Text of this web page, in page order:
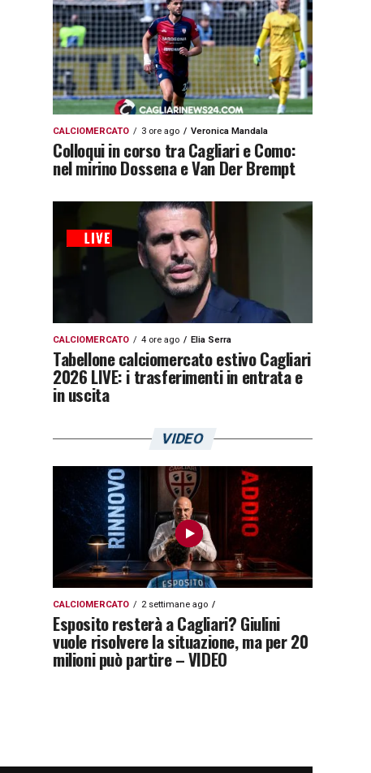
CALCIOMERCATO 3 ore ago Veronica Mandala
Colloqui in corso tra Cagliari e Como:
nel mirino Dossena e Van Der Brempt
CALCIOMERCATO 4 ore ago Elia Serra
Tabellone calciomercato estivo Cagliari
2026 LIVE: i trasferimenti in entrata e
in uscita
VIDEO
CALCIOMERCATO 2 settimane ago
Esposito resterà a Cagliari? Giulini
vuole risolvere la situazione, ma per 20
milioni può partire – VIDEO